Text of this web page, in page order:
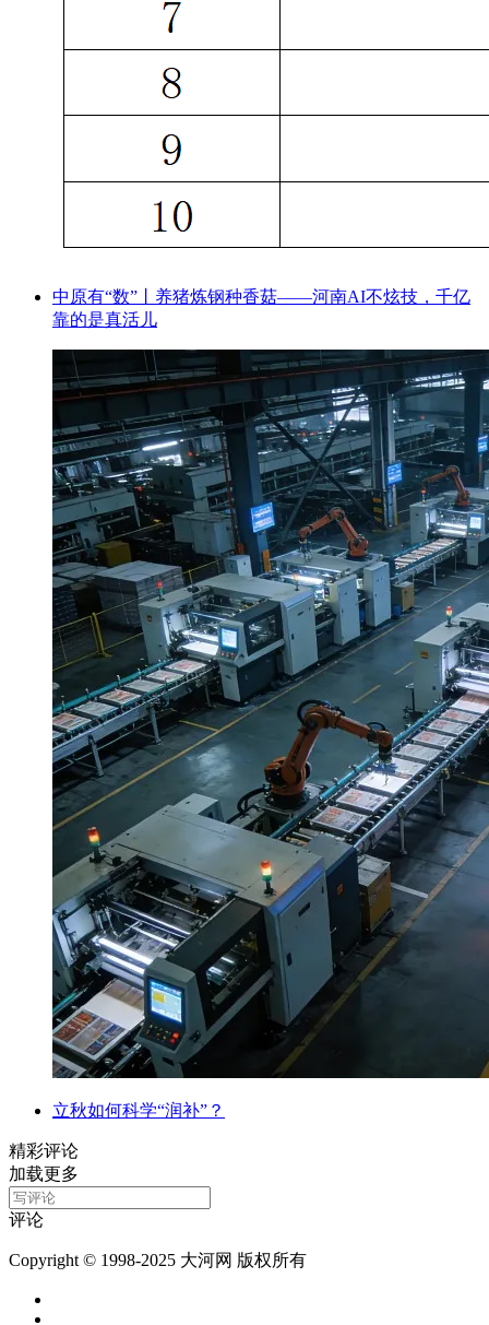
中原有“数”丨养猪炼钢种香菇——河南AI不炫技，千亿
靠的是真活儿
立秋如何科学“润补”？
精彩评论
加载更多
评论
Copyright © 1998-2025 大河网 版权所有